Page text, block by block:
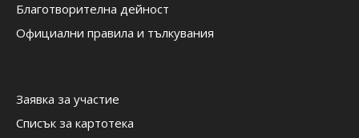
Благотворителна дейност
Официални правила и тълкувания
Заявка за участие
Списък за картотека